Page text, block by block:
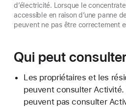
d’électricité. Lorsque le
accessible en raison d’une panne
peuvent ne pas être correctement
Qui peut
Les propriétaires et les
peuvent consulter
peuvent pas consulter